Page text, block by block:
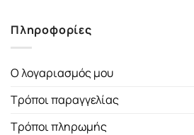
Πληροφορίες
Ο λογαριασμός μου
Τρόποι παραγγελίας
Τρόποι πληρωμής